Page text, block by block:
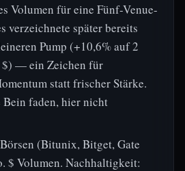
Volumen für eine Fünf-Venue-
verzeichnete später bereits
Pump (+10,6% auf 2
$) — ein Zeichen für
statt frischer Stärke.
Bein faden, hier nicht
(Bitunix, Bitget, Gate
$ Volumen. Nachhaltigkeit: